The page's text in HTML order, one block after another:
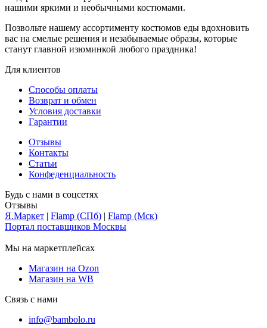
нашими яркими и необычными костюмами.
Позвольте нашему ассортименту костюмов еды вдохновить
вас на смелые решения и незабываемые образы, которые
станут главной изюминкой любого праздника!
Для клиентов
Способы оплаты
Возврат и обмен
Условия доставки
Гарантии
Отзывы
Контакты
Статьи
Конфеденциальность
Будь с нами в соцсетях
Отзывы
Я.Маркет | Flamp (СПб) | Flamp (Мск)
Портал поставщиков Москвы
Мы на маркетплейсах
Магазин на Ozon
Магазин на WB
Связь с нами
info@bambolo.ru